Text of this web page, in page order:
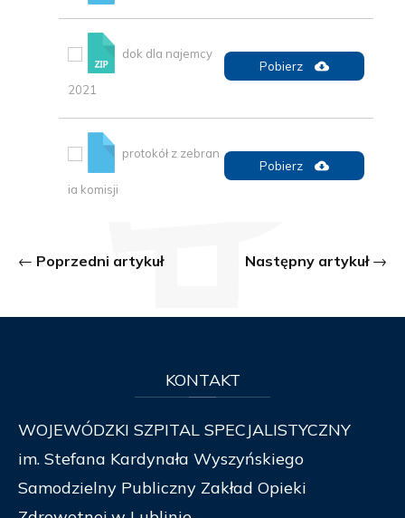
dok dla najemcy
2021
Pobierz
protokół z zebran
ia komisji
Pobierz
Poprzedni artykuł Następny artykuł
KONTAKT
WOJEWÓDZKI SZPITAL SPECJALISTYCZNY
im. Stefana Kardynała Wyszyńskiego
Samodzielny Publiczny Zakład Opieki